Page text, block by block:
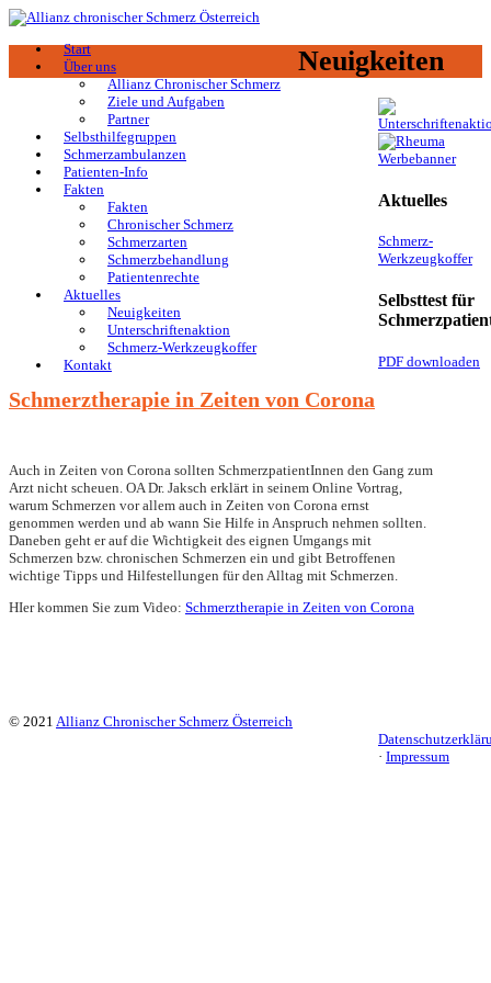
Start
Über uns
Allianz Chronischer Schmerz
Ziele und Aufgaben
Partner
Selbsthilfegruppen
Schmerzambulanzen
Patienten-Info
Fakten
Fakten
Chronischer Schmerz
Schmerzarten
Schmerzbehandlung
Patientenrechte
Aktuelles
Neuigkeiten
Unterschriftenaktion
Schmerz-Werkzeugkoffer
Kontakt
Neuigkeiten
Aktuelles
Schmerz-
Werkzeugkoffer
Selbsttest für
PDF downloaden
Schmerztherapie in Zeiten von Corona
Auch in Zeiten von Corona sollten SchmerzpatientInnen den Gang zum
Arzt nicht scheuen. OA Dr. Jaksch erklärt in seinem Online Vortrag,
warum Schmerzen vorallem auch in Zeiten von Corona ernst
genommen werden und ab wann Sie Hilfe in Anspruch nehmen sollten.
Daneben geht er auf die Wichtigkeit des eignen Umgangs mit
Schmerzen bzw. chronischen Schmerzen ein und gibt Betroffenen
wichtige Tipps und Hilfestellungen für den Alltag mit Schmerzen.
HIer kommen Sie zum Video: Schmerztherapie in Zeiten von Corona
© 2021 Allianz Chronischer Schmerz Österreich
· Impressum